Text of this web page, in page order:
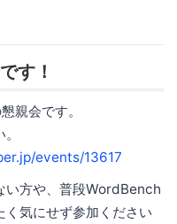
す！
親会です。
events/13617
い方や、普段WordBench
気にせず参加ください